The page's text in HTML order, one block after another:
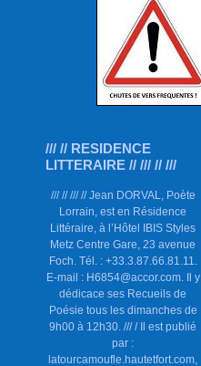
/// // RESIDENCE
LITTERAIRE // /// // ///
/// // /// // Jean DORVAL, Poète
Lorrain, est en Résidence
Littéraire, à l’Hôtel IBIS Styles
Metz Centre Gare, 23 avenue
Foch. Tél. : +33.3.87.66.81.11.
E-mail : H6854@accor.com. Il y
dédicace ses Recueils de
Poésie tous les dimanches de
9h00 à 12h30. /// / Il est publié
par :
latourcamoufle.hautetfort.com,